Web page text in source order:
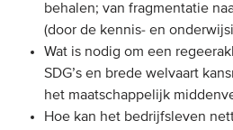
CONTACT
UITGEBREID
behalen; van fragmentatie
(door de kennis- en
Wat is nodig om een
SDG’s en brede welvaart
het maatschappelijk
Hoe kan het bedrijfsleven